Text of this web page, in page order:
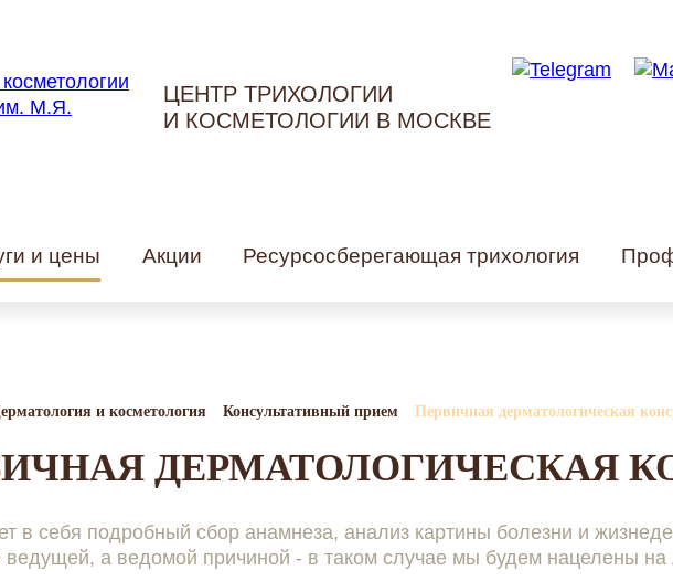
ЦЕНТР ТРИХОЛОГИИ
И КОСМЕТОЛОГИИ В МОСКВЕ
и цены Акции Ресурсосберегающая трихология
и косметология Консультативный прием Первичная дерматологическая
ДЕРМАТОЛОГИЧЕСКАЯ
в себя подробный сбор анамнеза, анализ картины болезни и
ведущей, а ведомой причиной - в таком случае мы будем нацелены